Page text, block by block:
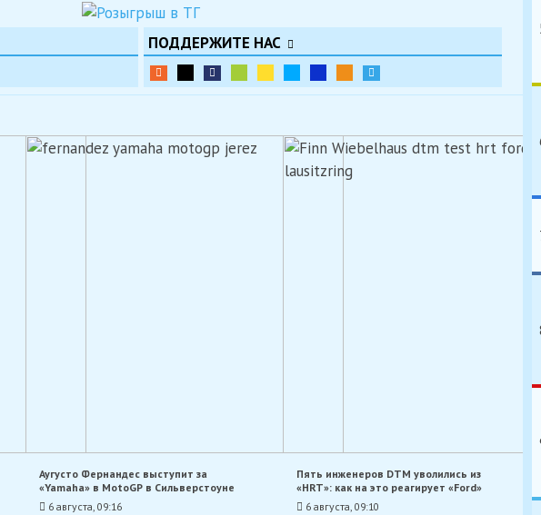
ПОДДЕРЖИТЕ НАС
Аугусто Фернандес выступит за
«Yamaha» в MotoGP в Сильверстоуне
6 августа, 09:16
Пять инженеров DTM уволились из
«HRT»: как на это реагирует «Ford»
6 августа, 09:10